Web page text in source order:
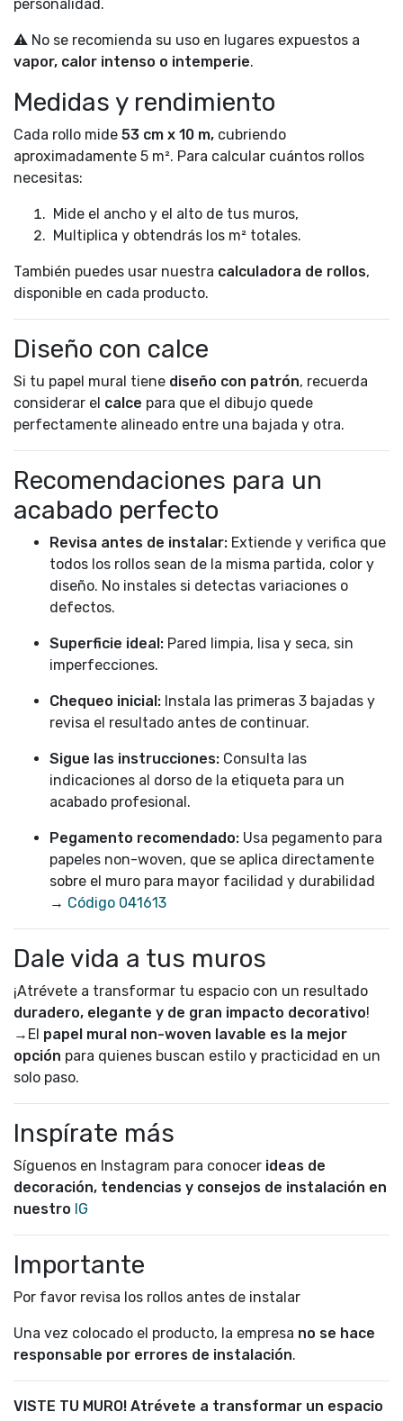
personalidad.
⚠️ No se recomienda su uso en lugares expuestos a
vapor, calor intenso o intemperie.
Medidas y rendimiento
Cada rollo mide 53 cm x 10 m, cubriendo
aproximadamente 5 m². Para calcular cuántos rollos
necesitas:
Mide el ancho y el alto de tus muros,
Multiplica y obtendrás los m² totales.
También puedes usar nuestra calculadora de rollos,
disponible en cada producto.
Diseño con calce
Si tu papel mural tiene diseño con patrón, recuerda
considerar el calce para que el dibujo quede
perfectamente alineado entre una bajada y otra.
Recomendaciones para un
acabado perfecto
Revisa antes de instalar: Extiende y verifica que
todos los rollos sean de la misma partida, color y
diseño. No instales si detectas variaciones o
defectos.
Superficie ideal: Pared limpia, lisa y seca, sin
imperfecciones.
Chequeo inicial: Instala las primeras 3 bajadas y
revisa el resultado antes de continuar.
Sigue las instrucciones: Consulta las
indicaciones al dorso de la etiqueta para un
acabado profesional.
Pegamento recomendado: Usa pegamento para
papeles non-woven, que se aplica directamente
sobre el muro para mayor facilidad y durabilidad
→ Código 041613
Dale vida a tus muros
¡Atrévete a transformar tu espacio con un resultado
duradero, elegante y de gran impacto decorativo!
→El papel mural non-woven lavable es la mejor
opción para quienes buscan estilo y practicidad en un
solo paso.
Inspírate más
Síguenos en Instagram para conocer ideas de
decoración, tendencias y consejos de instalación en
nuestro IG
Importante
Por favor revisa los rollos antes de instalar
Una vez colocado el producto, la empresa no se hace
responsable por errores de instalación.
VISTE TU MURO! Atrévete a transformar un espacio